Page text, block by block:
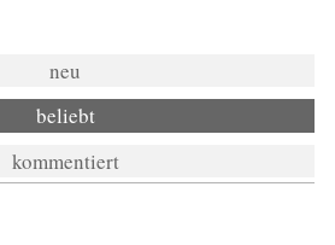
neu
beliebt
kommentiert